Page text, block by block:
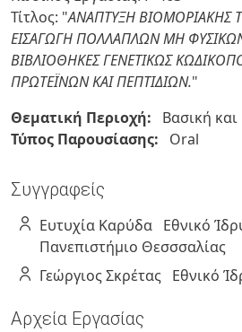
Τίτλος: "ΑΝΑΠΤΥΞΗ ΒΙΟΜΟΡΙΑΚΗΣ
ΕΙΣΑΓΩΓΗ ΠΟΛΛΑΠΛΩΝ ΜΗ
ΒΙΒΛΙΟΘΗΚΕΣ ΓΕΝΕΤΙΚΩΣ
ΠΡΩΤΕΪΝΩΝ ΚΑΙ ΠΕΠΤΙΔΙΩΝ."
Θεματική Περιοχή:
Βασική
Τύπος Παρουσίασης:
Oral
Συγγραφείς
Ευτυχία Καρύδα Εθνικό
Πανεπιστήμιο Θεσσσαλίας
ΓεώργιοςΣκρέτας Εθνικό
Αρχεία Εργασίας